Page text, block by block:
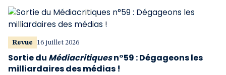
Revue 16 juillet 2026
Sortie du Médiacritiquesn°59 : Dégageons les
milliardaires des médias !